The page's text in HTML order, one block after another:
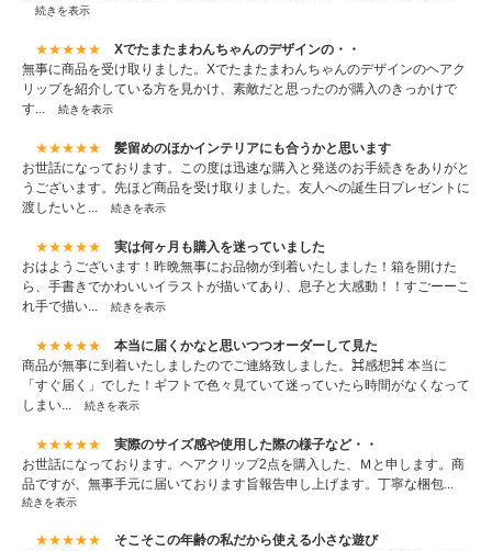
続きを表示
★★★★★
Xでたまたまわんちゃんのデザインの・・
無事に商品を受け取りました。Xでたまたまわんちゃんのデザインのヘアク
リップを紹介している方を見かけ、素敵だと思ったのが購入のきっかけで
す...
続きを表示
★★★★★
髪留めのほかインテリアにも合うかと思います
お世話になっております。この度は迅速な購入と発送のお手続きをありがと
うございます。先ほど商品を受け取りました。友人への誕生日プレゼントに
渡したいと...
続きを表示
★★★★★
実は何ヶ月も購入を迷っていました
おはようございます！昨晩無事にお品物が到着いたしました！箱を開けた
ら、手書きでかわいいイラストが描いてあり、息子と大感動！！すごーーこ
れ手で描い...
続きを表示
★★★★★
本当に届くかなと思いつつオーダーして見た
商品が無事に到着いたしましたのでご連絡致しました。⌘感想⌘ 本当に
「すぐ届く」でした！ギフトで色々見ていて迷っていたら時間がなくなって
しまい...
続きを表示
★★★★★
実際のサイズ感や使用した際の様子など・・
お世話になっております。ヘアクリップ2点を購入した、Ｍと申します。商
品ですが、無事手元に届いております旨報告申し上げます。丁寧な梱包...
続きを表示
★★★★★
そこそこの年齢の私だから使える小さな遊び